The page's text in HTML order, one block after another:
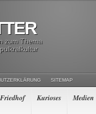
zum Thema
SITEMAP
Friedhof Kurioses Medien